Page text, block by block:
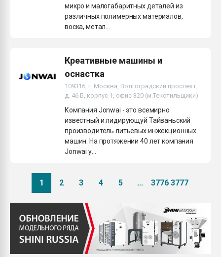
микро и малогабаритных деталей из
различных полимерных материалов,
воска, метал...
Креативные машины и
оснастка
109316, г. Москва, Волгоградский проспект,
д. 46 Б, корпус 1, офис 320 (м.Текстильщики)
Компания Jonwai - это всемирно
известный и лидирующуй Тайваньский
производитель литьевых инжекционных
машин. На протяжении 40 лет компания
Jonwai у...
1 2 3 4 5 ... 3776 3777